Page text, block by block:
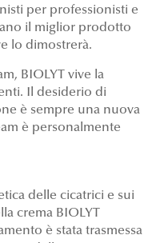
per professionisti e
il miglior prodotto
lo dimostrerà.
BIOLYT vive la
Il desiderio di
è sempre una nuova
è personalmente
delle cicatrici e sui
crema BIOLYT
è stata trasmessa